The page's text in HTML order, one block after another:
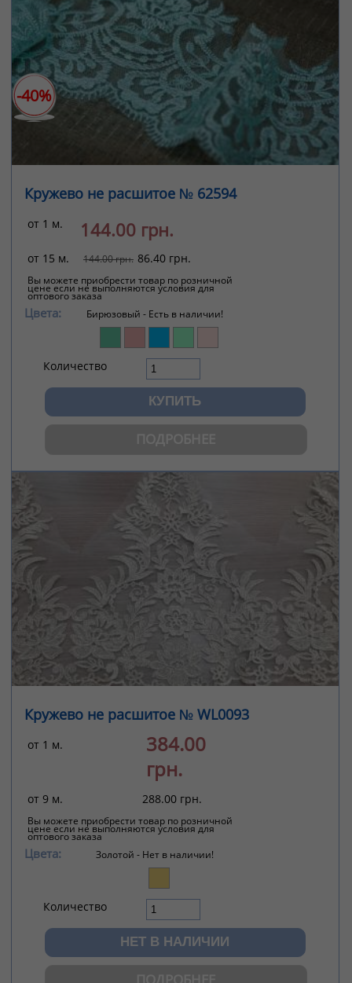
-40%
Кружево не расшитое № 62594
от 1 м. 144.00 грн.
от 15 м. 144.00 грн. 86.40 грн.
Вы можете приобрести товар по розничной
цене если не выполняются условия для
оптового заказа
Цвета: Бирюзовый - Есть в наличии!
Количество
Кружево не расшитое № WL0093
от 1 м.
384.00
грн.
от 9 м. 288.00 грн.
Вы можете приобрести товар по розничной
цене если не выполняются условия для
оптового заказа
Цвета: Золотой - Нет в наличии!
Количество